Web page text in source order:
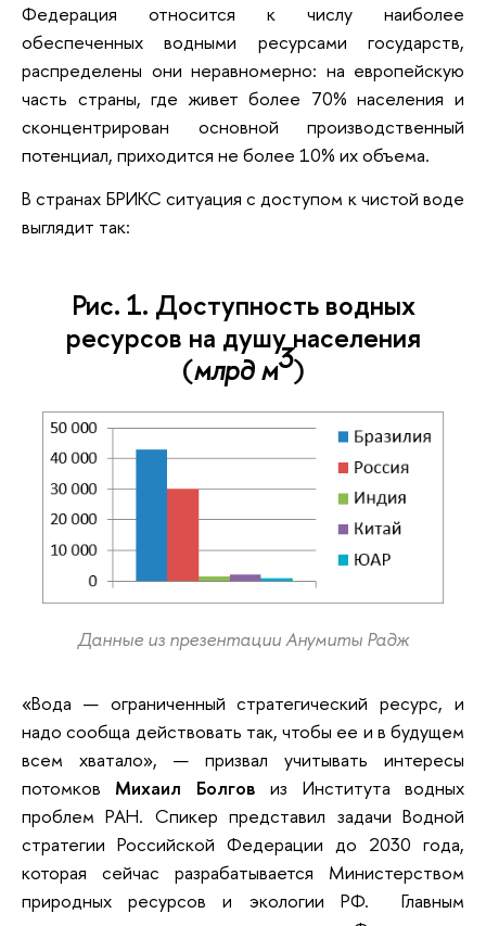
Федерация относится к числу наиболее
обеспеченных водными ресурсами государств,
распределены они неравномерно: на европейскую
часть страны, где живет более 70% населения и
сконцентрирован основной производственный
потенциал, приходится не более 10% их объема.
В странах БРИКС ситуация с доступом к чистой воде
выглядит так:
Рис. 1. Доступность водных
ресурсов на душу населения
(млрд м3)
Данные из презентации Анумиты Радж
«Вода — ограниченный стратегический ресурс, и
надо сообща действовать так, чтобы ее и в будущем
всем хватало», — призвал учитывать интересы
потомков Михаил Болгов из Института водных
проблем РАН. Спикер представил задачи Водной
стратегии Российской Федерации до 2030 года,
которая сейчас разрабатывается Министерством
природных ресурсов и экологии РФ. Главным